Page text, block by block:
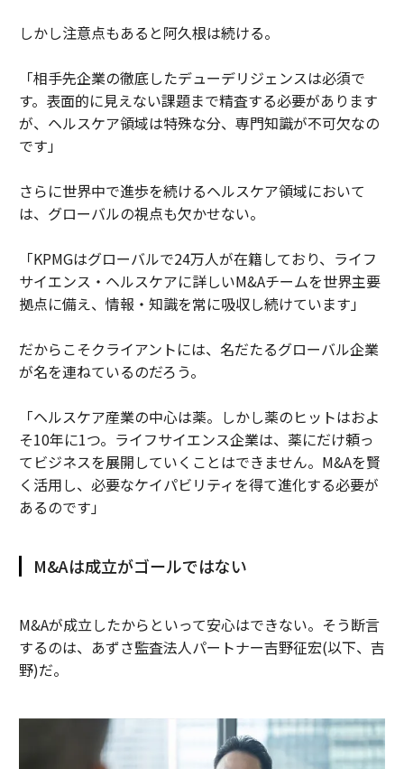
しかし注意点もあると阿久根は続ける。
「相手先企業の徹底したデューデリジェンスは必須で
す。表面的に見えない課題まで精査する必要があります
が、ヘルスケア領域は特殊な分、専門知識が不可欠なの
です」
さらに世界中で進歩を続けるヘルスケア領域において
は、グローバルの視点も欠かせない。
「KPMGはグローバルで24万人が在籍しており、ライフ
サイエンス・ヘルスケアに詳しいM&Aチームを世界主要
拠点に備え、情報・知識を常に吸収し続けています」
だからこそクライアントには、名だたるグローバル企業
が名を連ねているのだろう。
「ヘルスケア産業の中心は薬。しかし薬のヒットはおよ
そ10年に1つ。ライフサイエンス企業は、薬にだけ頼っ
てビジネスを展開していくことはできません。M&Aを賢
く活用し、必要なケイパビリティを得て進化する必要が
あるのです」
M&Aは成立がゴールではない
M&Aが成立したからといって安心はできない。そう断言
するのは、あずさ監査法人パートナー吉野征宏(以下、吉
野)だ。